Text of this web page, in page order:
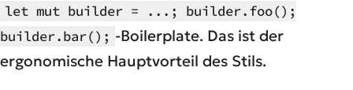
let mut builder = ...; builder.foo();
builder.bar(); -Boilerplate. Das ist der
ergonomische Hauptvorteil des Stils.